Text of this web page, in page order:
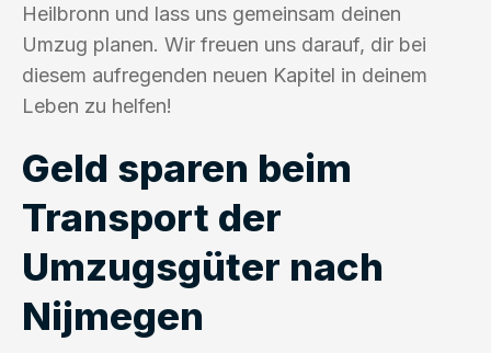
Heilbronn und lass uns gemeinsam deinen
Umzug planen. Wir freuen uns darauf, dir bei
diesem aufregenden neuen Kapitel in deinem
Leben zu helfen!
Geld sparen beim
Transport der
Umzugsgüter nach
Nijmegen